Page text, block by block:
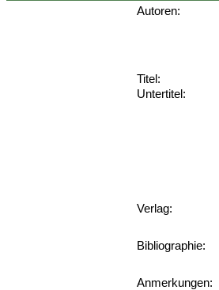
Autoren:
Titel:
Untertitel:
Verlag:
Bibliographie:
Anmerkungen: